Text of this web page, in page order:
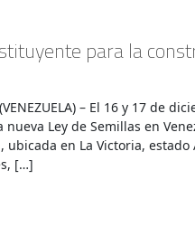
para la
– El 16 y 17 de
Ley de Semillas en
ubicada en La Victoria,
[…]